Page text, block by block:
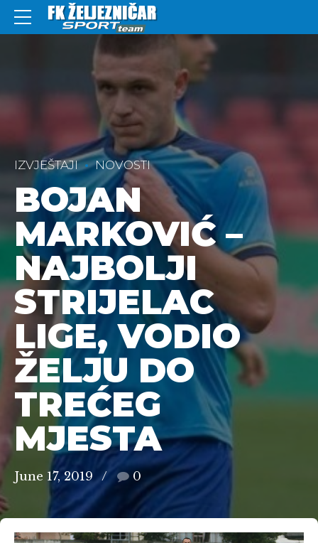
IZVJEŠTAJI NOVOSTI
BOJAN
MARKOVIĆ –
NAJBOLJI
STRIJELAC
LIGE, VODIO
ŽELJU DO
TREĆEG
MJESTA
June 17, 2019 0